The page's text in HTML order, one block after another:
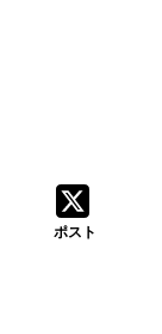
ポスト